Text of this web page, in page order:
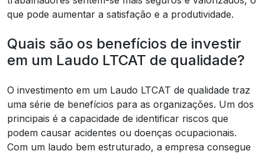
que pode aumentar a satisfação e a produtividade.
Quais são os benefícios de investir
em um Laudo LTCAT de qualidade?
O investimento em um Laudo LTCAT de qualidade traz
uma série de benefícios para as organizações. Um dos
principais é a capacidade de identificar riscos que
podem causar acidentes ou doenças ocupacionais.
Com um laudo bem estruturado, a empresa consegue